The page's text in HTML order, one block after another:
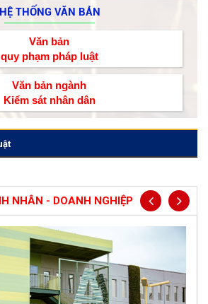
HỆ THỐNG VĂN BẢN
Văn bản
quy phạm pháp luật
Văn bản ngành
Kiểm sát nhân dân
NHÂN - DOANH NGHIỆP